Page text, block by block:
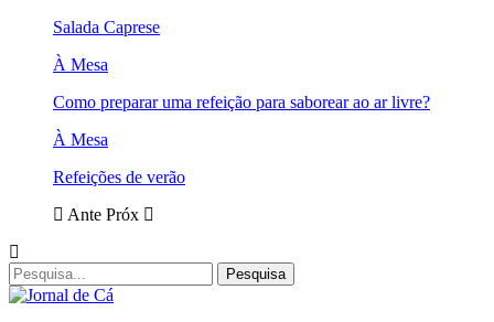
Salada Caprese
À Mesa
Como preparar uma refeição para saborear ao ar livre?
À Mesa
Refeições de verão
Ante Próx